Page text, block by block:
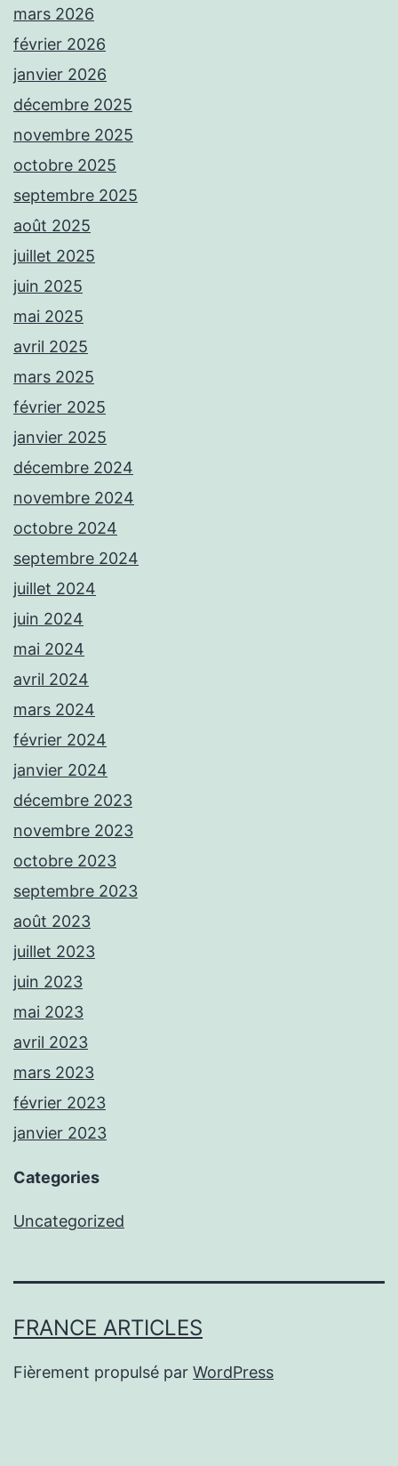
mars 2026
février 2026
janvier 2026
décembre 2025
novembre 2025
octobre 2025
septembre 2025
août 2025
juillet 2025
juin 2025
mai 2025
avril 2025
mars 2025
février 2025
janvier 2025
décembre 2024
novembre 2024
octobre 2024
septembre 2024
juillet 2024
juin 2024
mai 2024
avril 2024
mars 2024
février 2024
janvier 2024
décembre 2023
novembre 2023
octobre 2023
septembre 2023
août 2023
juillet 2023
juin 2023
mai 2023
avril 2023
mars 2023
février 2023
janvier 2023
Categories
Uncategorized
FRANCE ARTICLES
Fièrement propulsé par WordPress